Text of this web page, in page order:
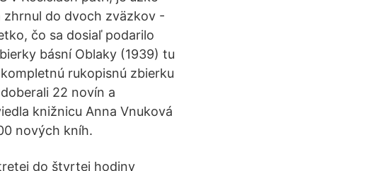
zhrnul do dvoch zväzkov -
čo sa dosiaľ podarilo
básní Oblaky (1939) tu
rukopisnú zbierku
22 novín a
knižnicu Anna Vnuková
nových kníh.
do štvrtej hodiny